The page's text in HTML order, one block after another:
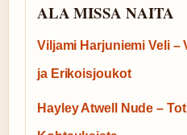
ALA MISSA NAITA
Viljami Harjuniemi Veli –
ja Erikoisjoukot
Hayley Atwell Nude –